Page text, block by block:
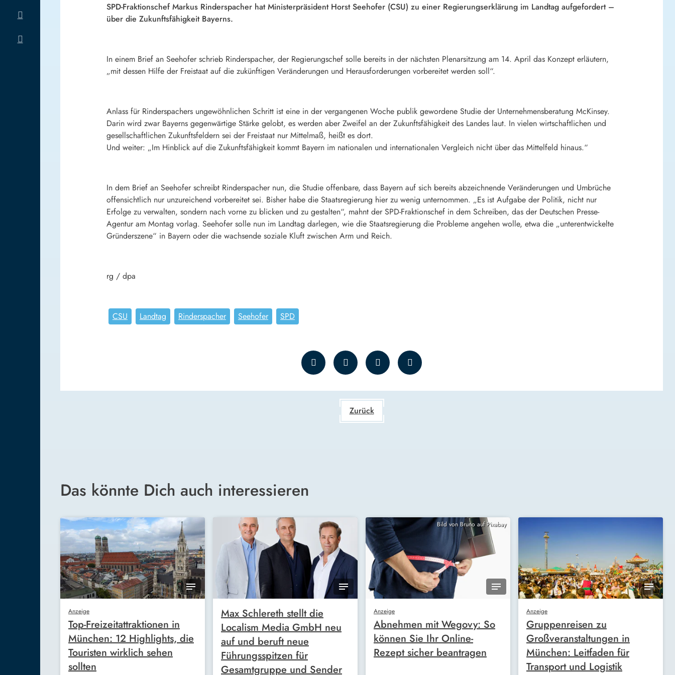
SPD-Fraktionschef Markus Rinderspacher hat Ministerpräsident Horst Seehofer (CSU) zu einer Regierungserklärung im Landtag aufgefordert –
über die Zukunftsfähigkeit Bayerns.
In einem Brief an Seehofer schrieb Rinderspacher, der Regierungschef solle bereits in der nächsten Plenarsitzung am 14. April das Konzept erläutern,
„mit dessen Hilfe der Freistaat auf die zukünftigen Veränderungen und Herausforderungen vorbereitet werden soll“.
Anlass für Rinderspachers ungewöhnlichen Schritt ist eine in der vergangenen Woche publik gewordene Studie der Unternehmensberatung McKinsey.
Darin wird zwar Bayerns gegenwärtige Stärke gelobt, es werden aber Zweifel an der Zukunftsfähigkeit des Landes laut. In vielen wirtschaftlichen und
gesellschaftlichen Zukunftsfeldern sei der Freistaat nur Mittelmaß, heißt es dort.
Und weiter: „Im Hinblick auf die Zukunftsfähigkeit kommt Bayern im nationalen und internationalen Vergleich nicht über das Mittelfeld hinaus.“
In dem Brief an Seehofer schreibt Rinderspacher nun, die Studie offenbare, dass Bayern auf sich bereits abzeichnende Veränderungen und Umbrüche
offensichtlich nur unzureichend vorbereitet sei. Bisher habe die Staatsregierung hier zu wenig unternommen. „Es ist Aufgabe der Politik, nicht nur
Erfolge zu verwalten, sondern nach vorne zu blicken und zu gestalten“, mahnt der SPD-Fraktionschef in dem Schreiben, das der Deutschen Presse-
Agentur am Montag vorlag. Seehofer solle nun im Landtag darlegen, wie die Staatsregierung die Probleme angehen wolle, etwa die „unterentwickelte
Gründerszene“ in Bayern oder die wachsende soziale Kluft zwischen Arm und Reich.
rg / dpa
CSU Landtag Rinderspacher Seehofer SPD
Zurück
Das könnte Dich auch interessieren
Anzeige
Top-Freizeitattraktionen in
München: 12 Highlights, die
Touristen wirklich sehen
sollten
Max Schlereth stellt die
Localism Media GmbH neu
auf und beruft neue
Führungsspitzen für
Gesamtgruppe und Sender
Bild von Bruno auf Pixabay
Anzeige
Abnehmen mit Wegovy: So
können Sie Ihr Online-
Rezept sicher beantragen
Anzeige
Gruppenreisen zu
Großveranstaltungen in
München: Leitfaden für
Transport und Logistik